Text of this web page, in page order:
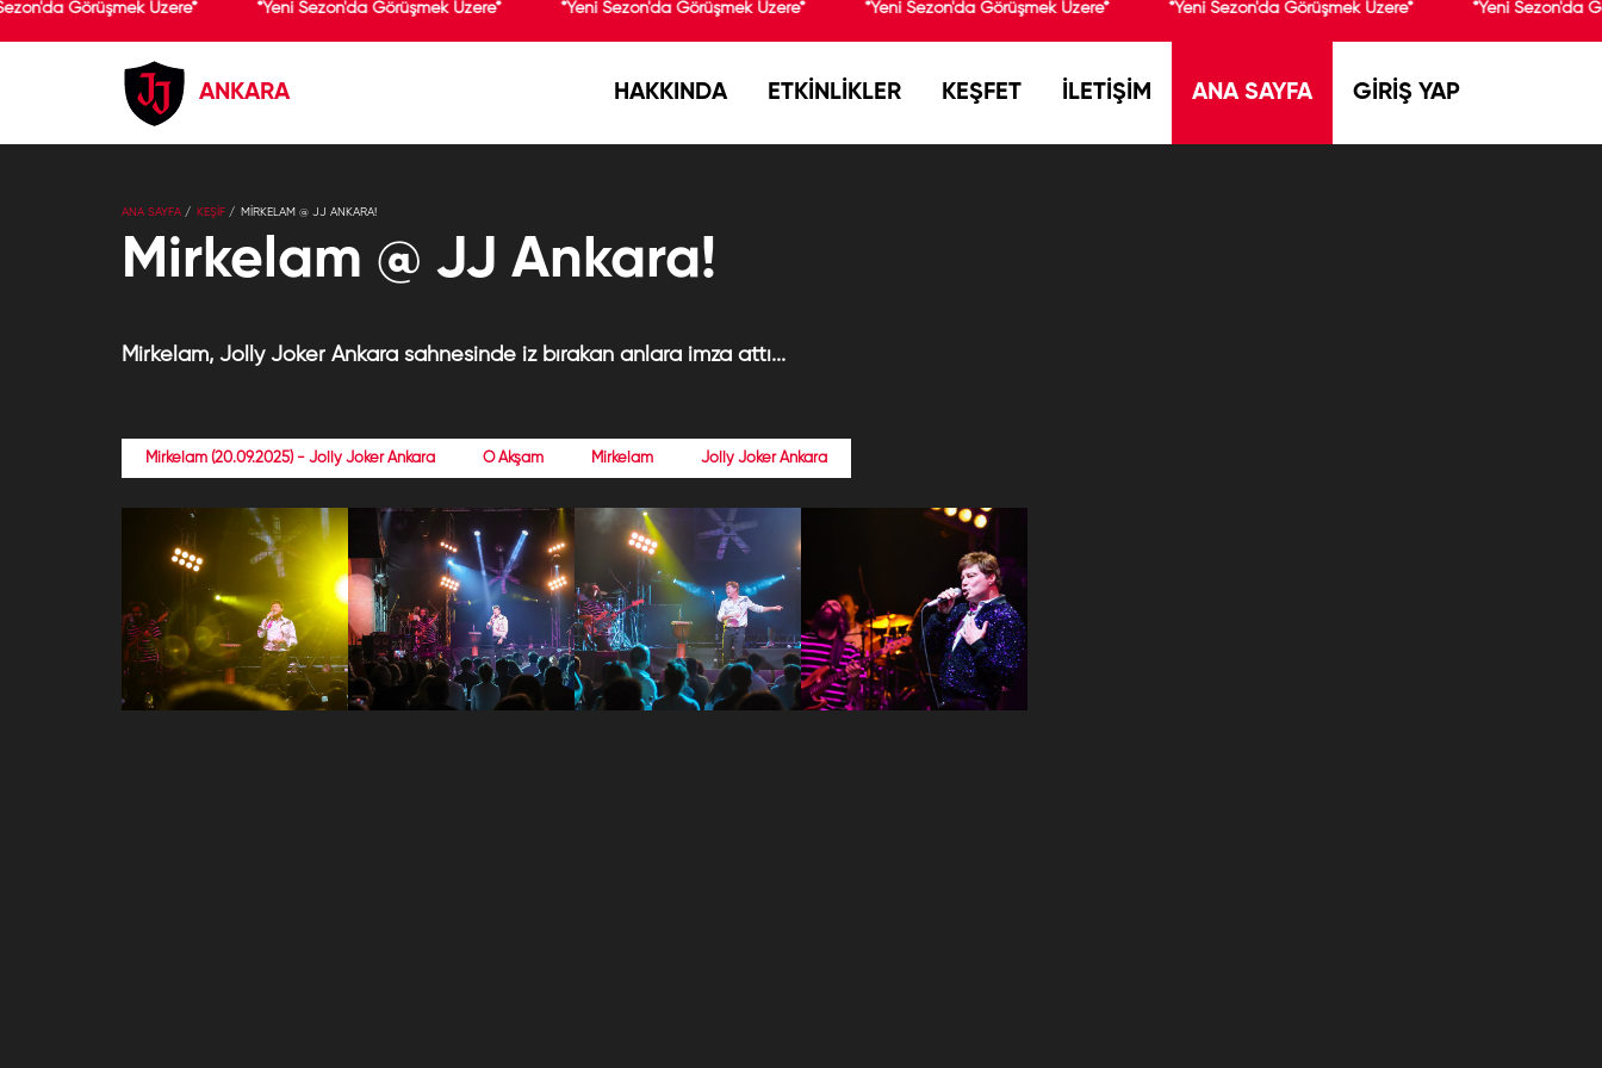
Görüşmek Üzere* *Yeni Sezon'da Görüşmek Üzere* *Yeni Sezon'da Görüşmek Üzere* *Yeni Sezon'da Görüşmek Üzere* *Yeni Sezon'da Görüşmek Üzere* *Yeni Sezon'da
ANKARA HAKKINDA ETKİNLİKLER KEŞFET İLETİŞİM ANA SAYFA GİRİŞ YAP
ANA SAYFA KEŞİF MIRKELAM @ JJ ANKARA!
Mirkelam @ JJ Ankara!
Mirkelam, Jolly Joker Ankara sahnesinde iz bırakan anlara imza attı...
Mirkelam (20.09.2025) - Jolly Joker Ankara O Akşam Mirkelam Jolly Joker Ankara